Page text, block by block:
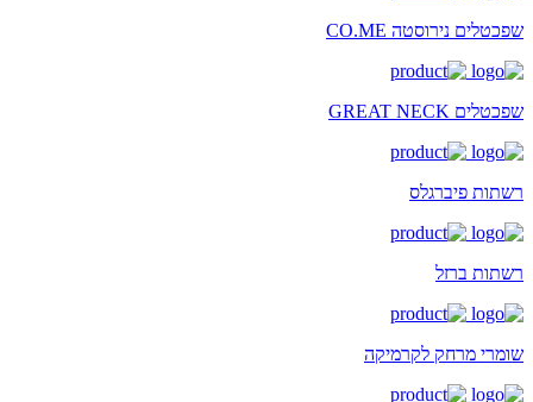
שפכטלים נירוסטה CO.ME
שפכטלים GREAT NECK
רשתות פיברגלס
רשתות ברזל
שומרי מרחק לקרמיקה